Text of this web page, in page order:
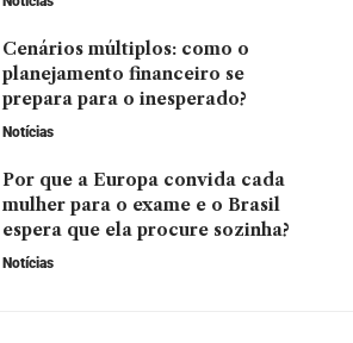
Cenários múltiplos: como o
planejamento financeiro se
prepara para o inesperado?
Notícias
Por que a Europa convida cada
mulher para o exame e o Brasil
espera que ela procure sozinha?
Notícias